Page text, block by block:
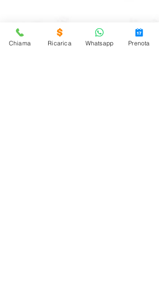
Chiama Ricarica Whatsapp Prenota